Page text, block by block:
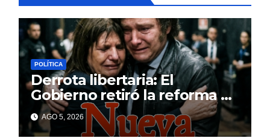
POLÍTICA
Derrota libertaria: El
Gobierno retiró la reforma a
la Ley de Tierras en el
Senado
AGO 5, 2026